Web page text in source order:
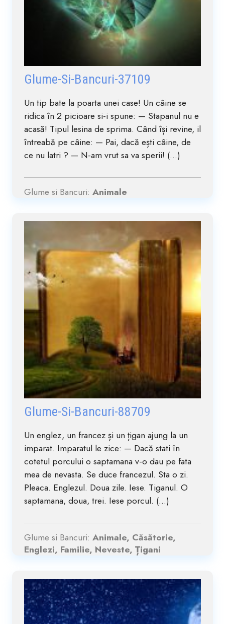
Glume-Si-Bancuri-37109
Un tip bate la poarta unei case! Un câine se
ridica în 2 picioare si-i spune: — Stapanul nu e
acasă! Tipul lesina de sprima. Când își revine, il
întreabă pe câine: — Pai, dacă ești câine, de
ce nu latri ? — N-am vrut sa va sperii! (...)
Glume si Bancuri: Animale
Glume-Si-Bancuri-88709
Un englez, un francez și un țigan ajung la un
imparat. Imparatul le zice: — Dacă stati în
cotetul porcului o saptamana v-o dau pe fata
mea de nevasta. Se duce francezul. Sta o zi.
Pleaca. Englezul. Doua zile. Iese. Tiganul. O
saptamana, doua, trei. Iese porcul. (...)
Glume si Bancuri: Animale, Căsătorie,
Englezi, Familie, Neveste, Țigani